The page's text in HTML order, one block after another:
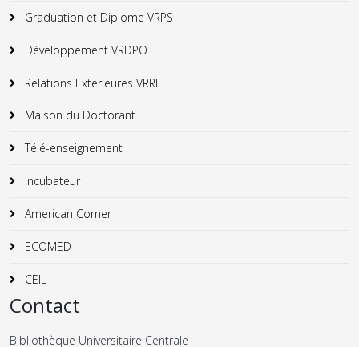
Graduation et Diplome VRPS
Développement VRDPO
Relations Exterieures VRRE
Maison du Doctorant
Télé-enseignement
Incubateur
American Corner
ECOMED
CEIL
Contact
Bibliothèque Universitaire Centrale